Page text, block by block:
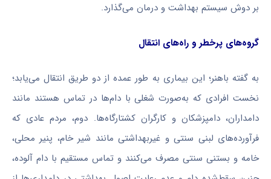
بر دوش سیستم بهداشت و درمان می‌گذارد.
گروه‌های پرخطر و راه‌های انتقال
به گفته باهنر؛ این بیماری به طور عمده از دو طریق انتقال می‌یابد؛
نخست افرادی که به‌صورت شغلی با دام‌ها در تماس هستند مانند
دامداران، دامپزشکان و کارگران کشتارگاه‌ها. دوم، مردم عادی که
فرآورده‌های لبنی سنتی و غیربهداشتی مانند شیر خام، پنیر محلی،
خامه و بستنی سنتی مصرف می‌کنند و تماس مستقیم با دام آلوده،